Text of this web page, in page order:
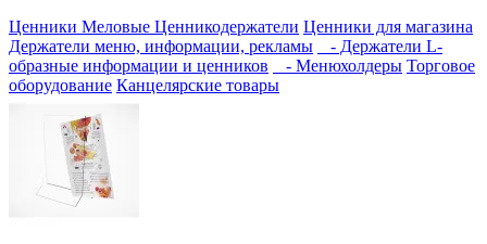
Ценники Меловые Ценникодержатели Ценники для магазина
Держатели меню, информации, рекламы
- Держатели L-
образные информации и ценников
- Менюхолдеры Торговое
оборудование Канцелярские товары